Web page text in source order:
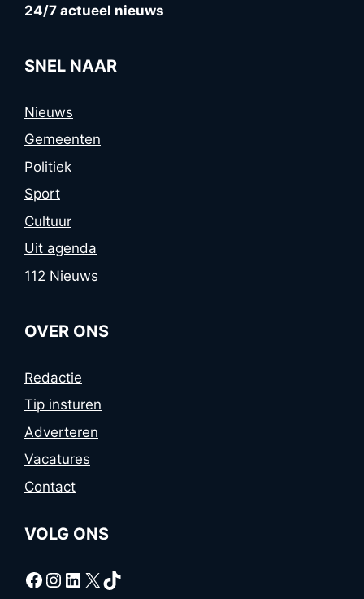
24/7 actueel nieuws
SNEL NAAR
Nieuws
Gemeenten
Politiek
Sport
Cultuur
Uit agenda
112 Nieuws
OVER ONS
Redactie
Tip insturen
Adverteren
Vacatures
Contact
VOLG ONS
Facebook
Instagram
LinkedIn
X TikTok